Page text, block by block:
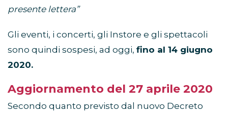
presente lettera”
Gli eventi, i concerti, gli Instore e gli spettacoli
sono quindi sospesi, ad oggi, fino al 14 giugno
2020.
Aggiornamento del 27 aprile 2020
Secondo quanto previsto dal nuovo Decreto